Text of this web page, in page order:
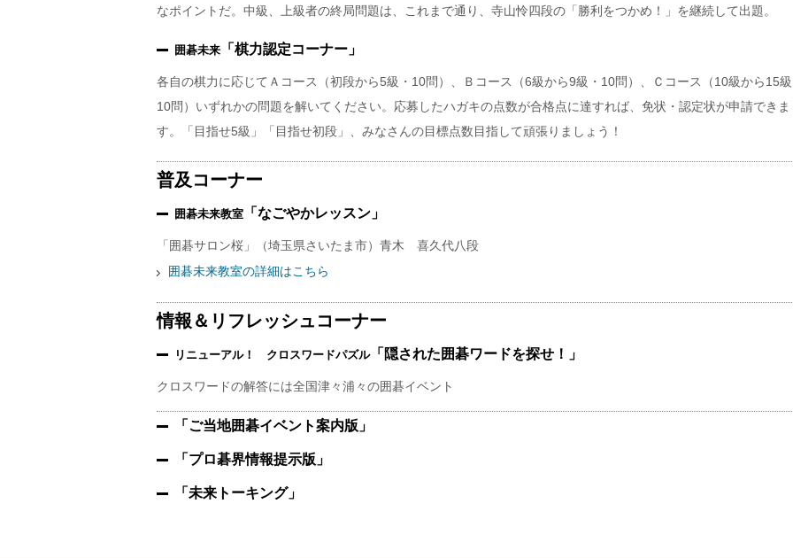
なポイントだ。中級、上級者の終局問題は、これまで通り、寺山怜四段の「勝利をつかめ！」を継続して出題。
囲碁未来 「棋力認定コーナー」
各自の棋力に応じてＡコース（初段から5級・10問）、Ｂコース（6級から9級・10問）、Ｃコース（10級から15級
10問）いずれかの問題を解いてください。応募したハガキの点数が合格点に達すれば、免状・認定状が申請できま
す。「目指せ5級」「目指せ初段」、みなさんの目標点数目指して頑張りましょう！
普及コーナー
囲碁未来教室 「なごやかレッスン」
「囲碁サロン桜」（埼玉県さいたま市）青木 喜久代八段
囲碁未来教室の詳細はこちら
情報＆リフレッシュコーナー
リニューアル！ クロスワードパズル「隠された囲碁ワードを探せ！」
クロスワードの解答には全国津々浦々の囲碁イベント
「ご当地囲碁イベント案内版」
「プロ碁界情報提示版」
「未来トーキング」